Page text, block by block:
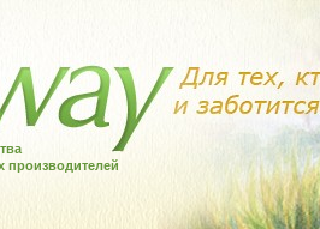
производителей